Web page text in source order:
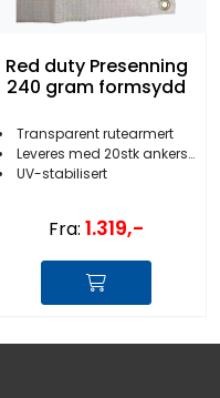
Red duty Presenning
240 gram formsydd
Transparent rutearmert
Leveres med 20stk ankerstropper
UV-stabilisert
Fra: 1.319,-